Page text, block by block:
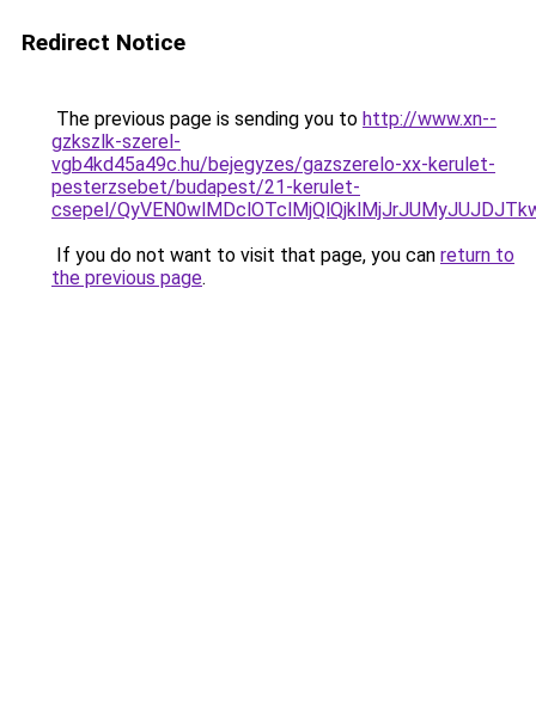
Redirect Notice
The previous page is sending you to http://www.xn--
gzkszlk-szerel-
vgb4kd45a49c.hu/bejegyzes/gazszerelo-xx-kerulet-
pesterzsebet/budapest/21-kerulet-
csepel/
If you do not want to visit that page, you can return to
the previous page.